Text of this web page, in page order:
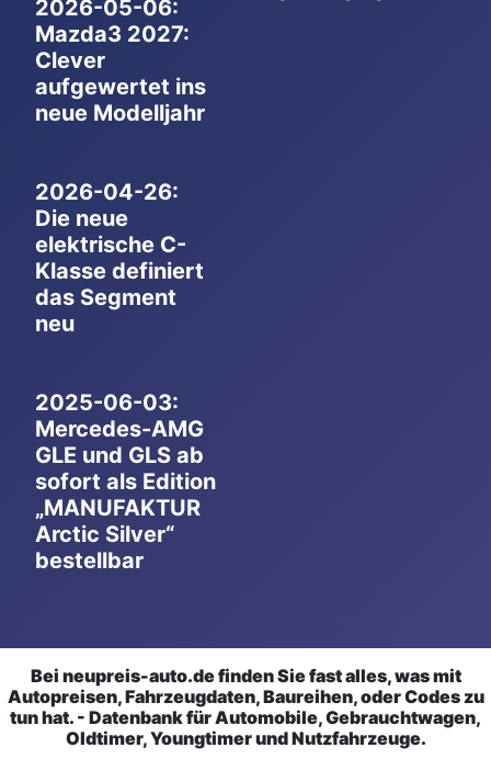
2026-05-06:
Mazda3 2027:
Clever
aufgewertet ins
neue Modelljahr
2026-04-26:
Die neue
elektrische C-
Klasse definiert
das Segment
neu
2025-06-03:
Mercedes-AMG
GLE und GLS ab
sofort als Edition
„MANUFAKTUR
Arctic Silver“
bestellbar
Bei neupreis-auto.de finden Sie fast alles, was mit
Autopreisen, Fahrzeugdaten, Baureihen, oder Codes zu
tun hat. - Datenbank für Automobile, Gebrauchtwagen,
Oldtimer, Youngtimer und Nutzfahrzeuge.